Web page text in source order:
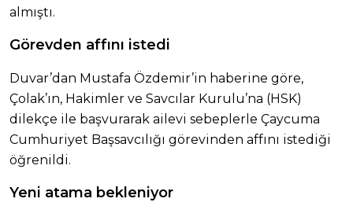
almıştı.
Görevden affını istedi
Duvar’dan Mustafa Özdemir’in haberine göre,
Çolak’ın, Hakimler ve Savcılar Kurulu’na (HSK)
dilekçe ile başvurarak ailevi sebeplerle Çaycuma
Cumhuriyet Başsavcılığı görevinden affını istediği
öğrenildi.
Yeni atama bekleniyor